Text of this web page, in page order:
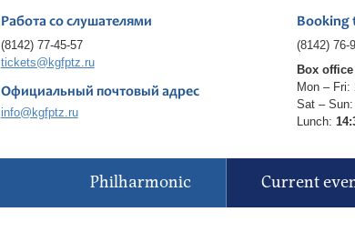
Работа со слушателями
(8142) 77-45-57
tickets@kgfptz.ru
Официальный почтовый адрес
info@kgfptz.ru
Booking
(8142) 76-
Box
Mon – Fri:
Sat – Sun:
Lunch:
Philharmonic Current